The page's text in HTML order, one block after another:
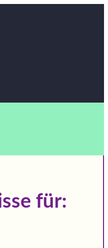
für: